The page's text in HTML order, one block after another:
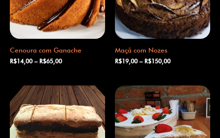
Cenoura com Ganache
R$14,00– R$65,00
Maçã com Nozes
R$19,00– R$150,00